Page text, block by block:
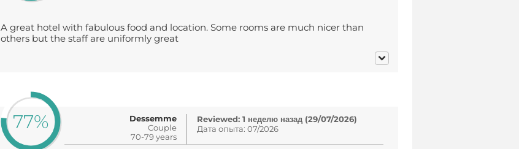
A great hotel with fabulous food and location. Some rooms are much nicer than
others but the staff are uniformly great
77%
Dessemme
Couple
70-79 years
Reviewed: 1 неделю назад (29/07/2026)
Дата опыта: 07/2026